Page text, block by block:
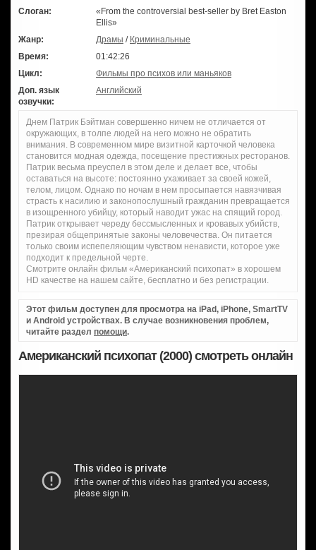
Слоган:
«From the controversial best-seller by Bret Easton
Ellis»
Жанр:
Драмы / Криминальные
Время:
01:42:26
Цикл:
Фильмы про психов или маньяков
Доп. язык
озвучки:
Английский
Днем Патрик Бэйтман совершенно ничем не отличается от
окружающих, в толпе людей на него можно не обратить
внимания. В современном мире визитной карточкой человека
становится модная одежда, посещение престижных ресторанов.
Патрик весьма преуспел в этом деле и делает все, чтобы
оставаться на высоте: постоянно ухаживает за своей кожей,
телом, лицом. Однако по ночам в нем просыпается навязчивая
страсть к насилию и законопослушный гражданин превращается
в изощренного убийцу, который наводит ужас на спящий город.
Патрик открывает череду бессмысленных и кровавых убийств,
презирая общепринятые законы человечества. Он питается
только своим испепеляющим чувством ненависти, которое уже
подходит к предельной черте.
Смотрите онлайн фильм «Американский психопат» в хорошем
HD качестве на нашем сайте, бесплатно и без регистрации.
Этот фильм доступен для просмотра на iPad, iPhone, SmartTV
и Android устройствах. В случае возникновения проблем,
читайте раздел помощи.
Американский психопат (2000) смотреть онлайн